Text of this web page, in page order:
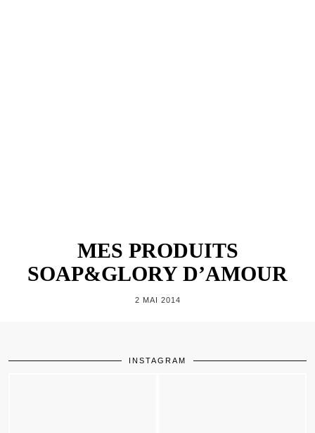
MES PRODUITS
SOAP&GLORY D’AMOUR
2 MAI 2014
INSTAGRAM